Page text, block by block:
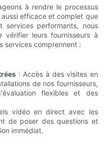
à rendre le processus
efficace et complet que
services performants, nous
vérifier leurs fournisseurs à
services comprennent :
: Accès à des visites en
de nos fournisseurs,
flexibles et des
vidéo en direct avec les
de poser des questions et
immédiat.